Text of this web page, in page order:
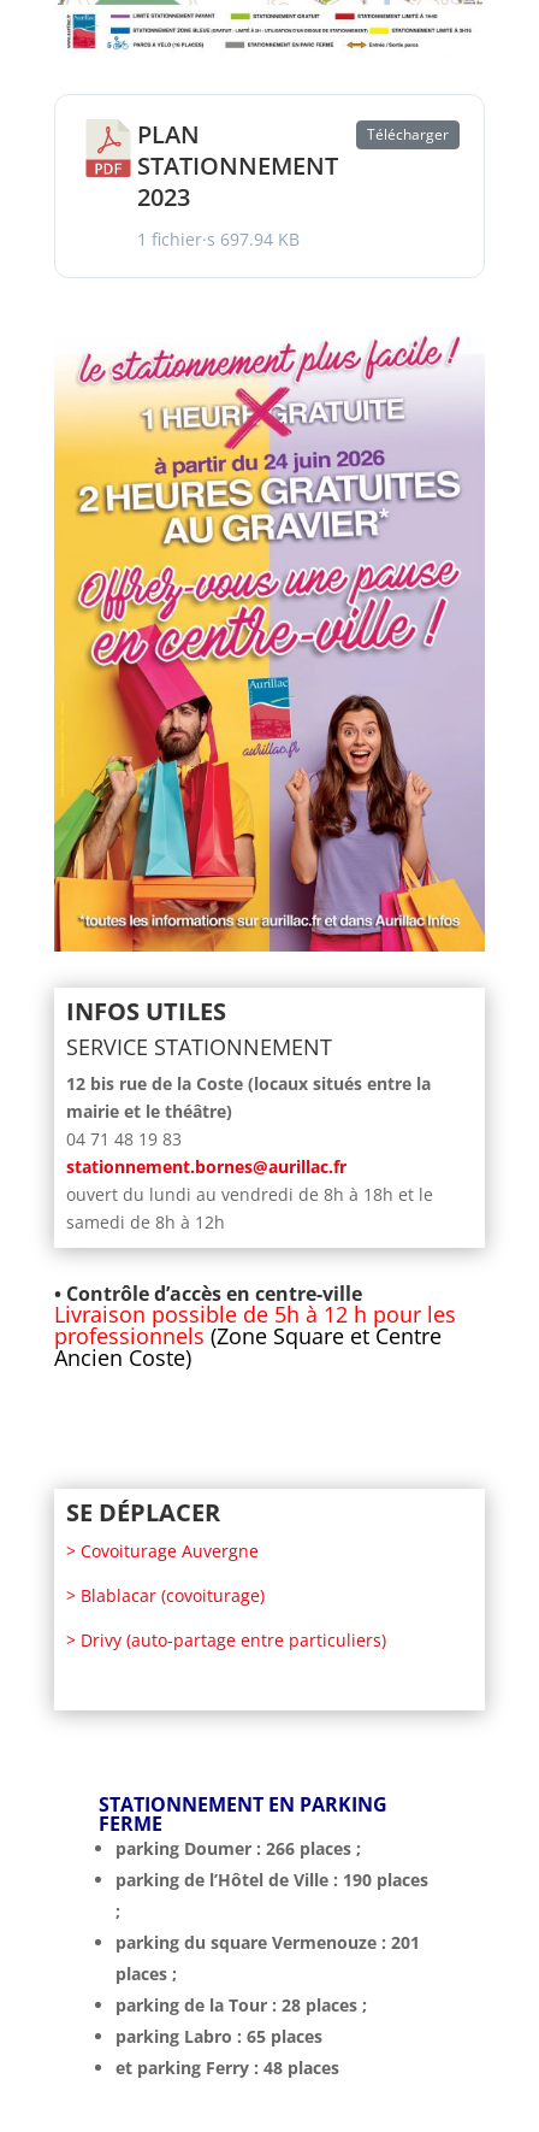
PLAN
STATIONNEMENT
2023
1 fichier·s 697.94 KB
Télécharger
INFOS UTILES
SERVICE STATIONNEMENT
12 bis rue de la Coste (locaux situés entre la
mairie et le théâtre)
04 71 48 19 83
stationnement.bornes@aurillac.fr
ouvert du lundi au vendredi de 8h à 18h et le
samedi de 8h à 12h
• Contrôle d’accès en centre-ville
Livraison possible de 5h à 12 h pour les
professionnels (Zone Square et Centre
Ancien Coste)
SE DÉPLACER
> Covoiturage Auvergne
> Blablacar (covoiturage)
> Drivy (auto-partage entre particuliers)
STATIONNEMENT EN PARKING
FERME
parking Doumer : 266 places ;
parking de l’Hôtel de Ville : 190 places
;
parking du square Vermenouze : 201
places ;
parking de la Tour : 28 places ;
parking Labro : 65 places
et parking Ferry : 48 places